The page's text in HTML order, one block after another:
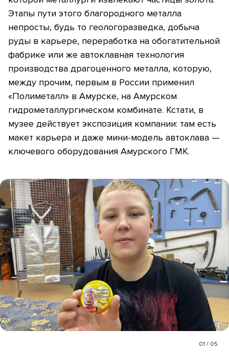
Этапы пути этого благородного металла
непросты, будь то геологоразведка, добыча
руды в карьере, переработка на обогатительной
фабрике или же автоклавная технология
производства драгоценного металла, которую,
между прочим, первым в России применил
«Полиметалл» в Амурске, на Амурском
гидрометаллургическом комбинате. Кстати, в
музее действует экспозиция компании: там есть
макет карьера и даже мини-модель автоклава —
ключевого оборудования Амурского ГМК.
01 / 05